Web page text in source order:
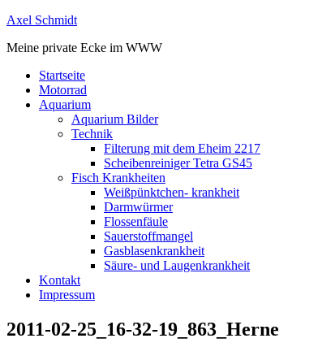
Axel Schmidt
Meine private Ecke im WWW
Startseite
Motorrad
Aquarium
Aquarium Bilder
Technik
Filterung mit dem Eheim 2217
Scheibenreiniger Tetra GS45
Fisch Krankheiten
Weißpünktchen- krankheit
Darmwürmer
Flossenfäule
Sauerstoffmangel
Gasblasenkrankheit
Säure- und Laugenkrankheit
Kontakt
Impressum
2011-02-25_16-32-19_863_Herne